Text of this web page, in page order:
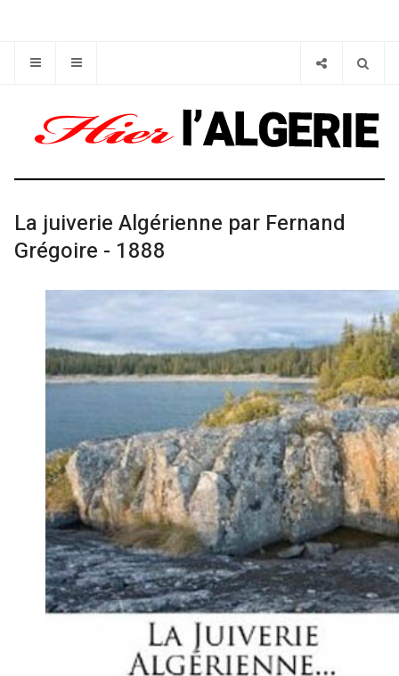
La juiverie Algérienne par Fernand
Grégoire - 1888